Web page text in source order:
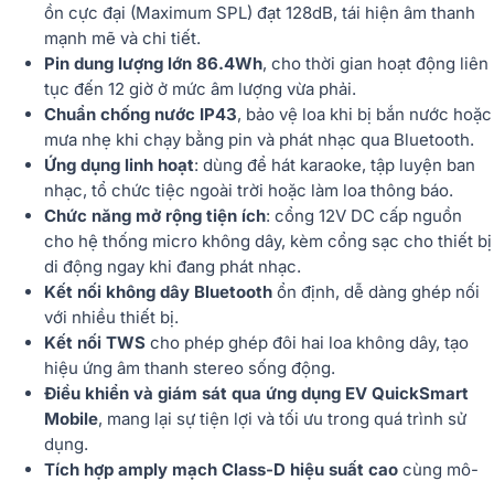
ồn cực đại (Maximum SPL) đạt 128dB, tái hiện âm thanh
mạnh mẽ và chi tiết.
Pin dung lượng lớn 86.4Wh, cho thời gian hoạt động liên
tục đến 12 giờ ở mức âm lượng vừa phải.
Chuẩn chống nước IP43, bảo vệ loa khi bị bắn nước hoặc
mưa nhẹ khi chạy bằng pin và phát nhạc qua Bluetooth.
Ứng dụng linh hoạt: dùng để hát karaoke, tập luyện ban
nhạc, tổ chức tiệc ngoài trời hoặc làm loa thông báo.
Chức năng mở rộng tiện ích: cổng 12V DC cấp nguồn
cho hệ thống micro không dây, kèm cổng sạc cho thiết bị
di động ngay khi đang phát nhạc.
Kết nối không dây Bluetooth ổn định, dễ dàng ghép nối
với nhiều thiết bị.
Kết nối TWS cho phép ghép đôi hai loa không dây, tạo
hiệu ứng âm thanh stereo sống động.
Điều khiển và giám sát qua ứng dụng EV QuickSmart
Mobile, mang lại sự tiện lợi và tối ưu trong quá trình sử
dụng.
Tích hợp amply mạch Class-D hiệu suất cao cùng mô-